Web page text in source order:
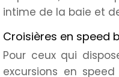
intime de la baie et
Croisières en speed
Pour ceux qui
excursions en